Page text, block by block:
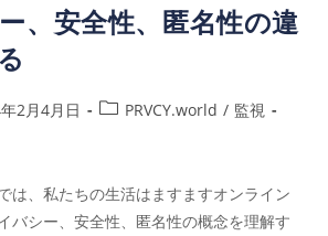
、安全性、匿名性の違
2月4月日 PRVCY.world / 監視
は、私たちの生活はますますオンライン
バシー、安全性、匿名性の概念を理解す